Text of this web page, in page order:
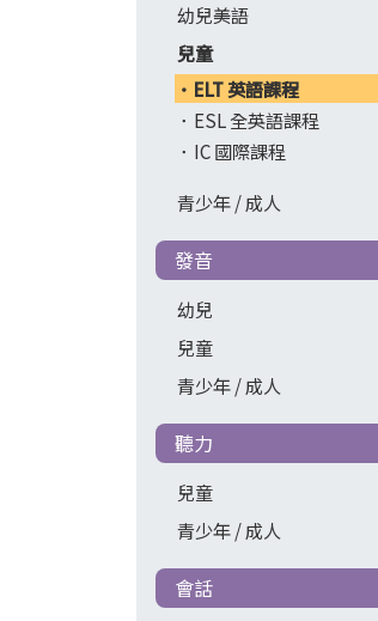
幼兒美語
兒童
ELT 英語課程
ESL 全英語課程
IC 國際課程
青少年 / 成人
發音
幼兒
兒童
青少年 / 成人
聽力
兒童
青少年 / 成人
會話